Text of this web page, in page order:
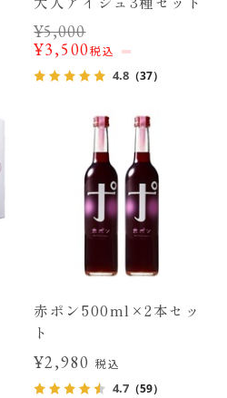
¥5,000
¥3,500税込
4.8 （37）
赤ポン500ml×2本セッ
ト
¥2,980 税込
4.7 （59）